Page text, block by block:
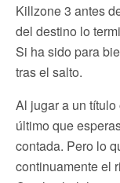
Killzone 3 antes
del destino lo
Si ha sido para
tras el salto.
Al jugar a un
último que
contada. Pero lo
continuamente el